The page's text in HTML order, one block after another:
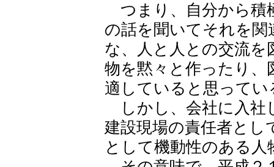
つまり、自分から積
の話を聞いてそれを
な、人と人との交流
物を黙々と作ったり、
適していると思って
しかし、会社に入社
建設現場の責任者とし
として機動性のある